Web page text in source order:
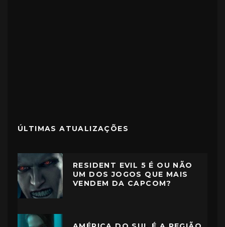
ÚLTIMAS ATUALIZAÇÕES
RESIDENT EVIL 5 É OU NÃO
UM DOS JOGOS QUE MAIS
VENDEM DA CAPCOM?